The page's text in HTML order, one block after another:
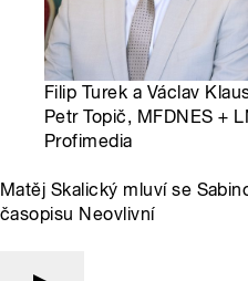
Filip Turek a Václav
Petr Topič, MFDNES +
Profimedia
Matěj Skalický mluví se
časopisu Neovlivní